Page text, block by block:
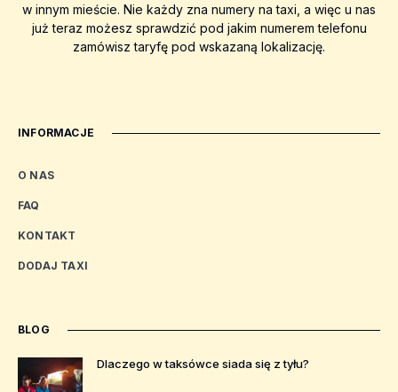
w innym mieście. Nie każdy zna numery na taxi, a więc u nas
już teraz możesz sprawdzić pod jakim numerem telefonu
zamówisz taryfę pod wskazaną lokalizację.
INFORMACJE
O NAS
FAQ
KONTAKT
DODAJ TAXI
BLOG
Dlaczego w taksówce siada się z tyłu?